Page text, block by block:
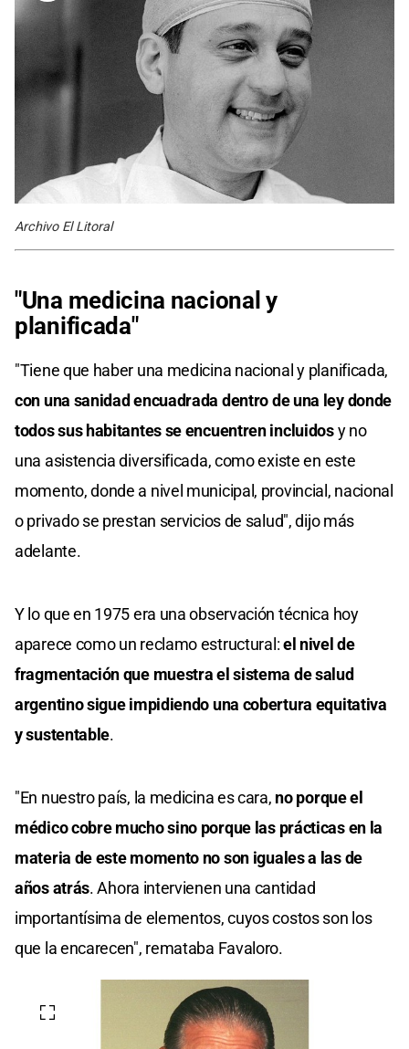
Archivo El Litoral
"Una medicina nacional y
planificada"
"Tiene que haber una medicina nacional y planificada,
con una sanidad encuadrada dentro de una ley donde
todos sus habitantes se encuentren incluidosy no
una asistencia diversificada, como existe en este
momento, donde a nivel municipal, provincial, nacional
o privado se prestan servicios de salud", dijo más
adelante.
Y lo que en 1975 era una observación técnica hoy
aparece como un reclamo estructural:el nivel de
fragmentación que muestra el sistema de salud
argentino sigue impidiendo una cobertura equitativa
y sustentable.
"En nuestro país, la medicina es cara, no porque el
médico cobre mucho sino porque las prácticas en la
materia de este momento no son iguales a las de
años atrás. Ahora intervienen una cantidad
importantísima de elementos, cuyos costos son los
que la encarecen", remataba Favaloro.